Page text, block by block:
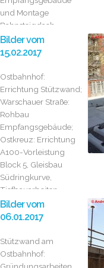
und Montage
Bahnsteigdach
Bilder vom
15.02.2017
Ostbahnhof:
Errichtung Stützwand;
Warschauer Straße:
Rohbau
Empfangsgebäude;
Ostkreuz: Errichtung
A100-Vorleistung
Block 5, Gleisbau
Südringkurve,
Tiefbauarbeiten
Hauptstra...
Bilder vom
06.01.2017
Stützwand am
Ostbahnhof: